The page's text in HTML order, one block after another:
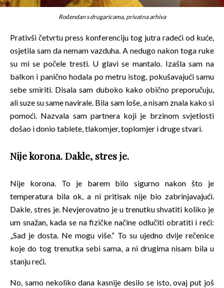
Rođendan s drugaricama, privatna arhiva
Prativši četvrtu press konferenciju tog jutra radeći od kuće,
osjetila sam da nemam vazduha. A nedugo nakon toga ruke
su mi se počele tresti. U glavi se mantalo. Izašla sam na
balkon i panično hodala po metru istog, pokušavajući samu
sebe smiriti. Disala sam duboko kako obično preporučuju,
ali suze su same navirale. Bila sam loše, a nisam znala kako si
pomoći. Nazvala sam partnera koji je brzinom svjetlosti
došao i donio tablete, tlakomjer, toplomjer i druge stvari.
Nije korona. Dakle, stres je.
Nije korona. To je barem bilo sigurno nakon što je
temperatura bila ok, a ni pritisak nije bio zabrinjavajući.
Dakle, stres je. Nevjerovatno je u trenutku shvatiti koliko je
um snažan, kada se na fizičke načine odlučiti obratiti i reći:
„Sad je dosta. Ne mogu više.“ To su ujedno dvije rečenice
koje do tog trenutka sebi sama, a ni drugima nisam bila u
stanju reći.
No, samo nekoliko dana kasnije desilo se isto, ovaj put još